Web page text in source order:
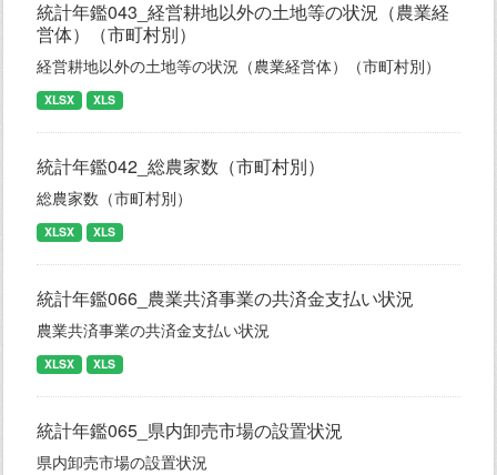
統計年鑑043_経営耕地以外の土地等の状況（農業経
営体）（市町村別）
経営耕地以外の土地等の状況（農業経営体）（市町村別）
XLSX XLS
統計年鑑042_総農家数（市町村別）
総農家数（市町村別）
XLSX XLS
統計年鑑066_農業共済事業の共済金支払い状況
農業共済事業の共済金支払い状況
XLSX XLS
統計年鑑065_県内卸売市場の設置状況
県内卸売市場の設置状況